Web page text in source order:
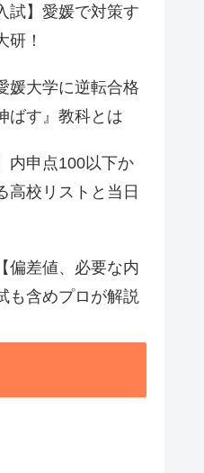
試】愛媛で対策す
研！
媛大学に逆転合格
ばす』教科とは
内申点100以下か
高校リストと当日
偏差値、必要な内
も含めプロが解説